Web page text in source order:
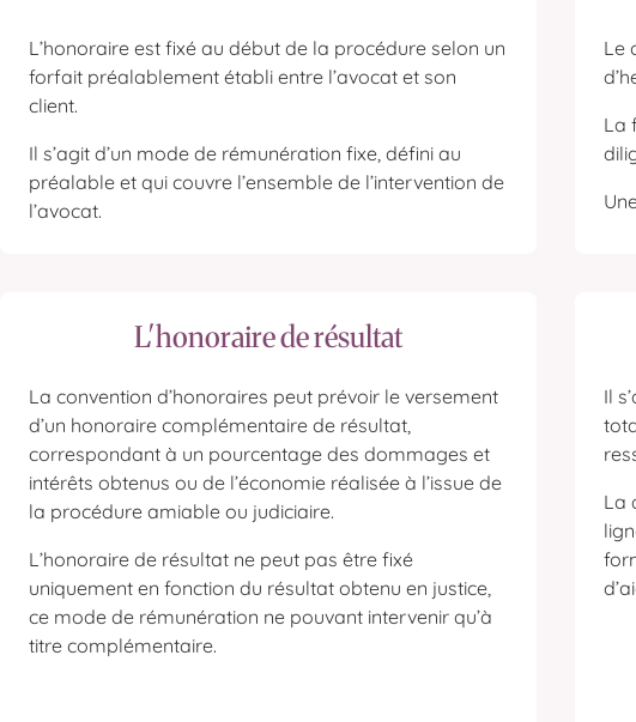
L’honoraire est fixé au début de la procédure selon un
forfait préalablement établi entre l’avocat et son
client.
Il s’agit d’un mode de rémunération fixe, défini au
préalable et qui couvre l’ensemble de l’intervention de
l’avocat.
Le
La
L'honoraire de résultat
La convention d’honoraires peut prévoir le versement
d’un honoraire complémentaire de résultat,
correspondant à un pourcentage des dommages et
intérêts obtenus ou de l’économie réalisée à l’issue de
la procédure amiable ou judiciaire.
L’honoraire de résultat ne peut pas être fixé
uniquement en fonction du résultat obtenu en justice,
ce mode de rémunération ne pouvant intervenir qu’à
titre complémentaire.
Il
La